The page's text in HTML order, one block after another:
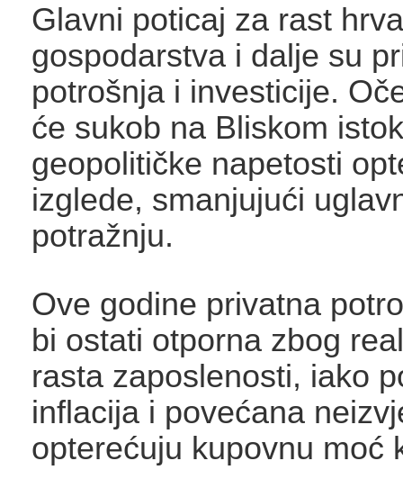
Glavni poticaj za rast
gospodarstva i dalje su
potrošnja i investicije.
će sukob na Bliskom
geopolitičke napetosti
izglede, smanjujući
potražnju.
Ove godine privatna
bi ostati otporna zbog
rasta zaposlenosti, iako
inflacija i povećana
opterećuju kupovnu moć